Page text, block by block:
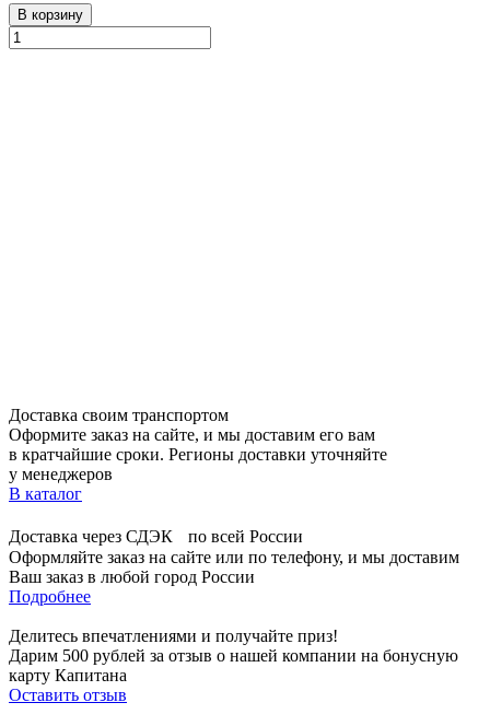
В корзину
Доставка своим транспортом
Оформите заказ на сайте, и мы доставим его вам
в кратчайшие сроки. Регионы доставки уточняйте
у менеджеров
В каталог
Доставка через СДЭК по всей России
Оформляйте заказ на сайте или по телефону, и мы доставим
Ваш заказ в любой город России
Подробнее
Делитесь впечатлениями и получайте приз!
Дарим 500 рублей за отзыв о нашей компании на бонусную
карту Капитана
Оставить отзыв